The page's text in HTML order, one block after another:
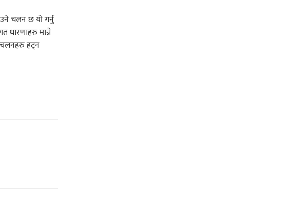
चलन छ यो गर्नु
धारणाहरु मान्ने
चलनहरु हट्न